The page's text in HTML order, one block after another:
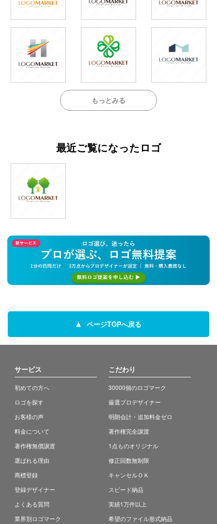
もっとみる
最近ご覧になったロゴ
ページTOPへ戻る
サービス
初めての方へ
ロゴを探す
お客様の声
料金について
著作権無償譲渡
選ばれる理由
商標登録
登録デザイナー
よくある質問
業界別ロゴマーク
こだわり
30000個のロゴマーク
厳選プロデザイナー
明朗会計・追加料金ゼロ
著作権完全譲渡
1点ものオリジナル
修正回数無制限
キャンセルＯＫ
スピード納品
実績1万件以上
希望のファイル形式納品